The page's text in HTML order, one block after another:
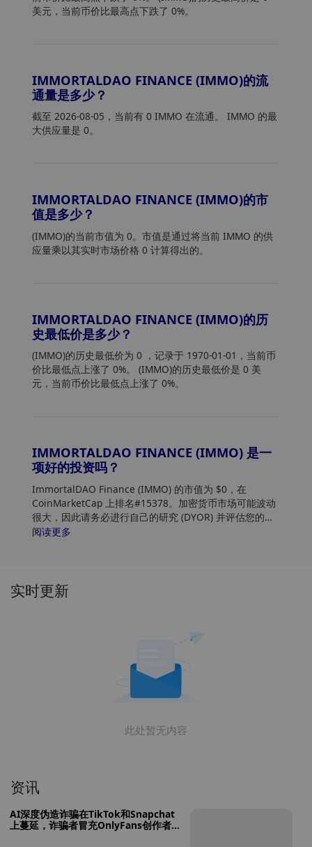
美元，当前币价比最高点下跌了 0%。
IMMORTALDAO FINANCE (IMMO)的流
通量是多少？
截至 2026-08-05，当前有 0 IMMO 在流通。 IMMO 的最
大供应量是 0。
IMMORTALDAO FINANCE (IMMO)的市
值是多少？
(IMMO)的当前市值为 0。市值是通过将当前 IMMO 的供
应量乘以其实时市场价格 0 计算得出的。
IMMORTALDAO FINANCE (IMMO)的历
史最低价是多少？
(IMMO)的历史最低价为 0 ，记录于 1970-01-01，当前币
价比最低点上涨了 0%。 (IMMO)的历史最低价是 0 美
元，当前币价比最低点上涨了 0%。
IMMORTALDAO FINANCE (IMMO) 是一
项好的投资吗？
ImmortalDAO Finance (IMMO) 的市值为 $0，在
CoinMarketCap 上排名#15378。加密货币市场可能波动
很大，因此请务必进行自己的研究 (DYOR) 并评估您的风
险承受能力。此外，分析 ImmortalDAO Finance
阅读更多
实时更新
此处暂无内容
资讯
AI深度伪造诈骗在TikTok和Snapchat
上蔓延，诈骗者冒充OnlyFans创作者